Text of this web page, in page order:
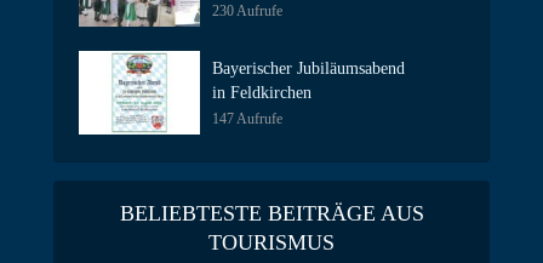
230 Aufrufe
Bayerischer Jubiläumsabend
in Feldkirchen
147 Aufrufe
BELIEBTESTE BEITRÄGE AUS
TOURISMUS